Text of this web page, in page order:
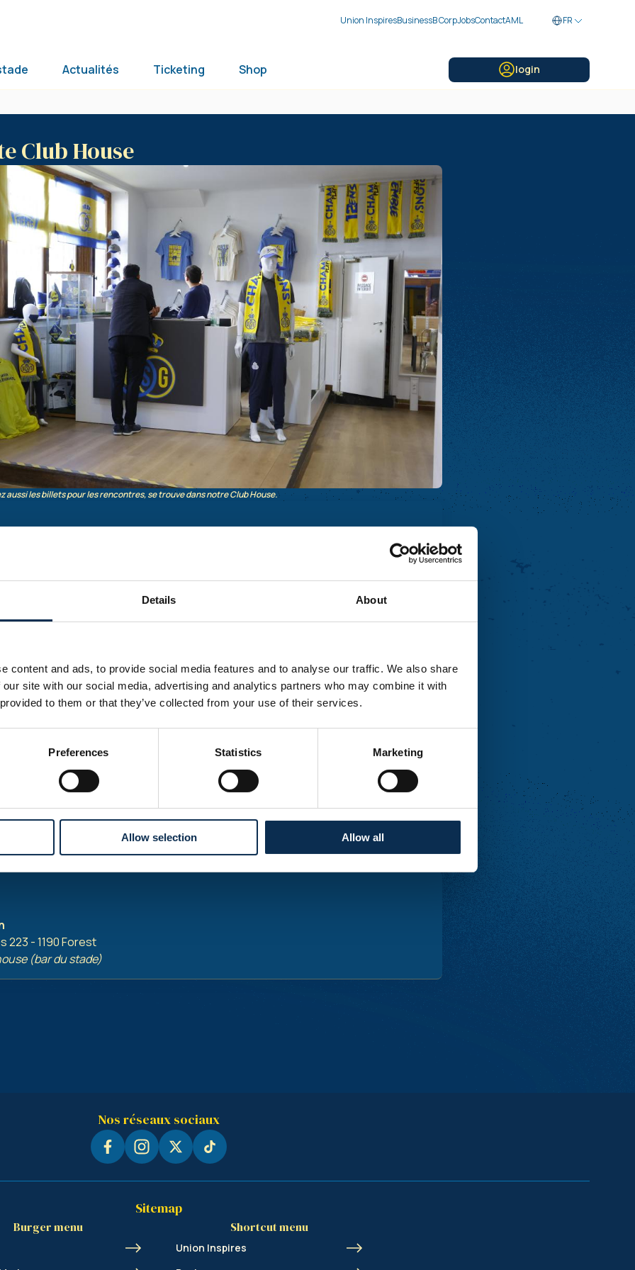
Details About
content and ads, to provide social media features and to analyse our traffic. We also share
site with our social media, advertising and analytics partners who may combine it with
to them or that they’ve collected from your use of their services.
Preferences Statistics Marketing
Allow selection Allow all
Union InspiresBusinessB CorpJobsContactAML FR
Actualités Ticketing Shop login
Club House
aussi les billets pour les rencontres, se trouve dans notre Club House.
être programmées, nous le communiquerons si c'est le cas.
mis à part le helpdesk* aux guichets du stade.
2 heures avant le coup d'envoi.
à partir de 2 heures avant le match.
223 - 1190 Forest
(bar du stade)
Nos réseaux sociaux
Sitemap
Burger menu Shortcut menu
Union Inspires